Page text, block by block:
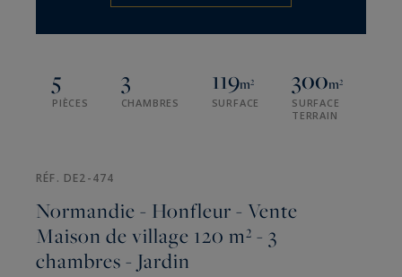
5
PIÈCES
3
CHAMBRES
119m²
SURFACE
300m²
SURFACE
TERRAIN
RÉF. DE2-474
Normandie - Honfleur - Vente
Maison de village 120 m² - 3
chambres - Jardin